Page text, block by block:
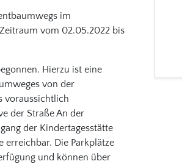
im
vom 02.05.2022 bis
Hierzu ist eine
von der
voraussichtlich
der Straße An der
der Kindertagesstätte
erreichbar. Die Parkplätze
und können über